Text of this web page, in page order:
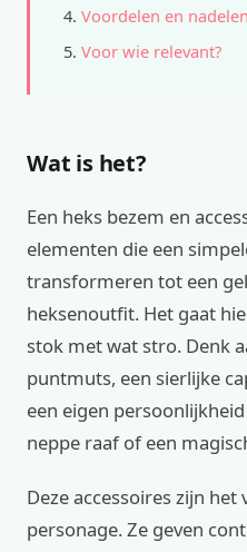
Voordelen en nadelen
Voor wie relevant?
Wat is het?
Een heks bezem en
elementen die een
transformeren tot een
heksenoutfit. Het gaat
stok met wat stro. Denk
puntmuts, een sierlijke
een eigen
neppe raaf of een
Deze accessoires zijn het
personage. Ze geven